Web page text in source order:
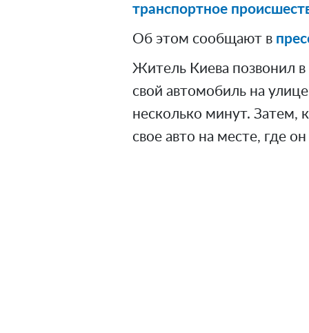
транспортное
Об этом сообщают в
Житель Киева позвонил
свой автомобиль на
несколько минут. Затем,
свое авто на месте, где